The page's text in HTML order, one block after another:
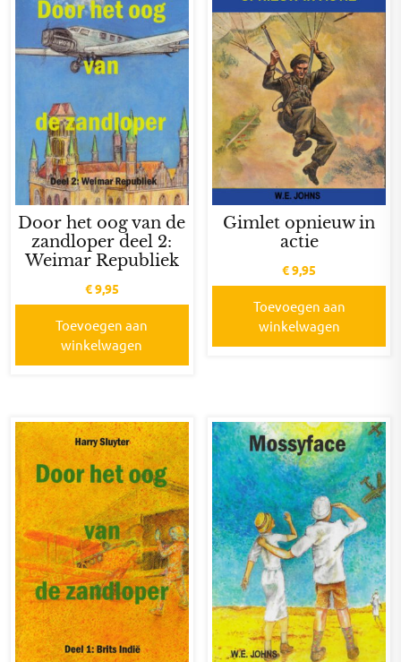
Door het oog van de
zandloper deel 2:
Weimar Republiek
€9,95
Toevoegen aan
winkelwagen
Gimlet opnieuw in
actie
€9,95
Toevoegen aan
winkelwagen